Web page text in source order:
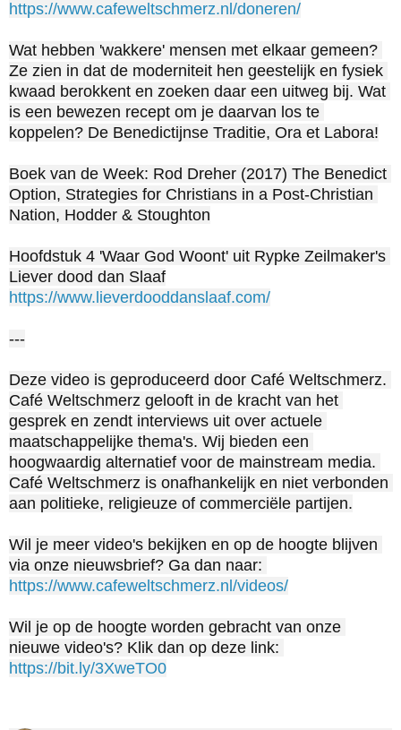
https://www.cafeweltschmerz.nl/doneren/
Wat hebben 'wakkere' mensen met elkaar gemeen?
Ze zien in dat de moderniteit hen geestelijk en fysiek
kwaad berokkent en zoeken daar een uitweg bij. Wat
is een bewezen recept om je daarvan los te
koppelen? De Benedictijnse Traditie, Ora et Labora!
Boek van de Week: Rod Dreher (2017) The Benedict
Option, Strategies for Christians in a Post-Christian
Nation, Hodder & Stoughton
Hoofdstuk 4 'Waar God Woont' uit Rypke Zeilmaker's
https://www.lieverdooddanslaaf.com/
---
Deze video is geproduceerd door Café Weltschmerz.
Café Weltschmerz gelooft in de kracht van het
gesprek en zendt interviews uit over actuele
maatschappelijke thema's. Wij bieden een
hoogwaardig alternatief voor de mainstream media.
Café Weltschmerz is onafhankelijk en niet verbonden
aan politieke, religieuze of commerciële partijen.
Wil je meer video's bekijken en op de hoogte blijven
https://www.cafeweltschmerz.nl/videos/
Wil je op de hoogte worden gebracht van onze
https://bit.ly/3XweTO0